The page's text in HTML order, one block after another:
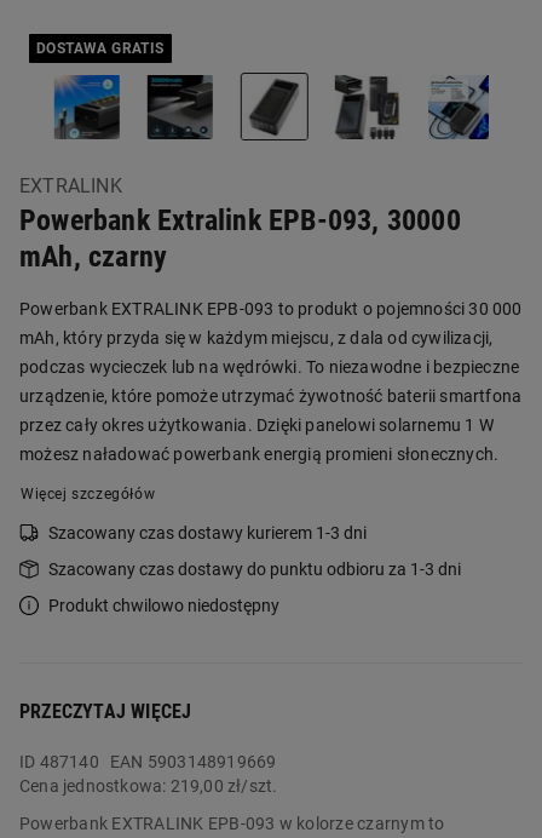
DOSTAWA GRATIS
EXTRALINK
Powerbank Extralink EPB-093, 30000
mAh, czarny
Powerbank EXTRALINK EPB-093 to produkt o pojemności 30 000
mAh, który przyda się w każdym miejscu, z dala od cywilizacji,
podczas wycieczek lub na wędrówki. To niezawodne i bezpieczne
urządzenie, które pomoże utrzymać żywotność baterii smartfona
przez cały okres użytkowania. Dzięki panelowi solarnemu 1 W
możesz naładować powerbank energią promieni słonecznych.
Więcej szczegółów
Szacowany czas dostawy kurierem 1-3 dni
Szacowany czas dostawy do punktu odbioru za 1-3 dni
Produkt chwilowo niedostępny
PRZECZYTAJ WIĘCEJ
ID 487140
EAN 5903148919669
Cena jednostkowa: 219,00 zł/szt.
Powerbank EXTRALINK EPB-093 w kolorze czarnym to